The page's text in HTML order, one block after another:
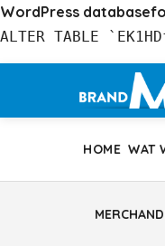
WordPress
ALTER TABLE
inhoud
HOME WAT